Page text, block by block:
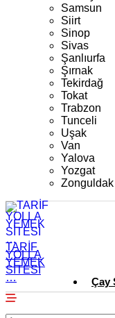
Samsun
Siirt
Sinop
Sivas
Şanlıurfa
Şırnak
Tekirdağ
Tokat
Trabzon
Tunceli
Uşak
Van
Yalova
Yozgat
Zonguldak
TARİF
YOLLA
YEMEK
SİTESİ
… Çay